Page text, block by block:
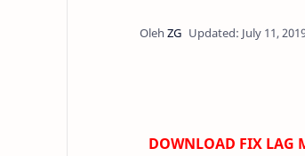
DOWNLOAD FIX LAG